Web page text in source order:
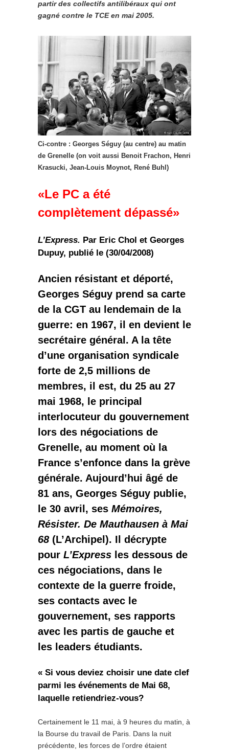
partir des collectifs antilibéraux qui ont
gagné contre le TCE en mai 2005.
Ci-contre : Georges Séguy (au centre) au matin
de Grenelle (on voit aussi Benoit Frachon, Henri
Krasucki, Jean-Louis Moynot, René Buhl)
«Le PC a été
complètement dépassé»
L’Express. Par Eric Chol et Georges
Dupuy, publié le (30/04/2008)
Ancien résistant et déporté,
Georges Séguy prend sa carte
de la CGT au lendemain de la
guerre: en 1967, il en devient le
secrétaire général. A la tête
d’une organisation syndicale
forte de 2,5 millions de
membres, il est, du 25 au 27
mai 1968, le principal
interlocuteur du gouvernement
lors des négociations de
Grenelle, au moment où la
France s’enfonce dans la grève
générale. Aujourd’hui âgé de
81 ans, Georges Séguy publie,
le 30 avril, ses Mémoires,
Résister. De Mauthausen à Mai
68 (L’Archipel). Il décrypte
pour L’Express les dessous de
ces négociations, dans le
contexte de la guerre froide,
ses contacts avec le
gouvernement, ses rapports
avec les partis de gauche et
les leaders étudiants.
« Si vous deviez choisir une date clef
parmi les événements de Mai 68,
laquelle retiendriez-vous?
Certainement le 11 mai, à 9 heures du matin, à
la Bourse du travail de Paris. Dans la nuit
précédente, les forces de l’ordre étaient